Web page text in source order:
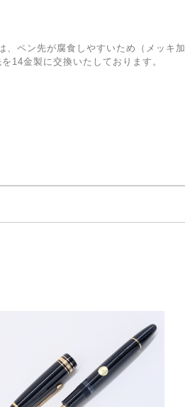
、ペン先が腐食しやすいため（メッキ加
14金製に交換いたしております。